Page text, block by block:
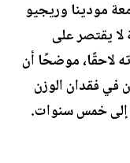
مودينا وريجيو
لا يقتصر على
لاحقًا، موضحًا أن
في فقدان الوزن
إلى خمس سنوات.